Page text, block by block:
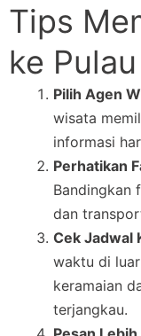
Tips
ke
Pilih Agen
wisata
informasi
Perhatikan
Bandingkan
dan
Cek Jadwal
waktu di
keramaian
terjangkau.